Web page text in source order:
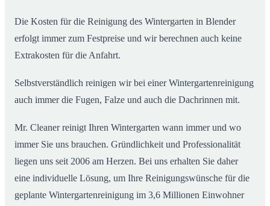
Die Kosten für die Reinigung des Wintergarten in Blender
erfolgt immer zum Festpreise und wir berechnen auch keine
Extrakosten für die Anfahrt.
Selbstverständlich reinigen wir bei einer Wintergartenreinigung
auch immer die Fugen, Falze und auch die Dachrinnen mit.
Mr. Cleaner reinigt Ihren Wintergarten wann immer und wo
immer Sie uns brauchen. Gründlichkeit und Professionalität
liegen uns seit 2006 am Herzen. Bei uns erhalten Sie daher
eine individuelle Lösung, um Ihre Reinigungswünsche für die
geplante Wintergartenreinigung im 3,6 Millionen Einwohner